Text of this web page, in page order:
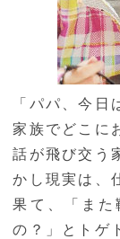
「パパ、今
家族でどこに
話が飛び交う
かし現実は、
果て、「また
の？」とトゲ